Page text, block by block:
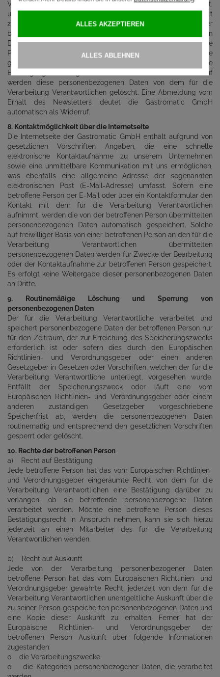
Verarbeitung Verantwortlichen gespeichert und ausgewertet,
um den Newsletterversand zu optimieren und den Inhalt
zukünftiger Newsletter noch besser den Interessen der
betroffenen Person anzupassen. Diese personenbezogenen
Daten werden nicht an Dritte weitergegeben. Betroffene
Personen sind jederzeit berechtigt, die diesbezügliche
gesonderte, über das Double-Opt-In-Verfahren abgegebene
Einwilligungserklärung zu widerrufen. Nach einem Widerruf
werden diese personenbezogenen Daten von dem für die
Verarbeitung Verantwortlichen gelöscht. Eine Abmeldung vom
Erhalt des Newsletters deutet die Gastromatic GmbH
automatisch als Widerruf.
8. Kontaktmöglichkeit über die Internetseite
Die Internetseite der Gastromatic GmbH enthält aufgrund von
gesetzlichen Vorschriften Angaben, die eine schnelle
elektronische Kontaktaufnahme zu unserem Unternehmen
sowie eine unmittelbare Kommunikation mit uns ermöglichen,
was ebenfalls eine allgemeine Adresse der sogenannten
elektronischen Post (E-Mail-Adresse) umfasst. Sofern eine
betroffene Person per E-Mail oder über ein Kontaktformular den
Kontakt mit dem für die Verarbeitung Verantwortlichen
aufnimmt, werden die von der betroffenen Person übermittelten
personenbezogenen Daten automatisch gespeichert. Solche
auf freiwilliger Basis von einer betroffenen Person an den für die
Verarbeitung Verantwortlichen übermittelten
personenbezogenen Daten werden für Zwecke der Bearbeitung
oder der Kontaktaufnahme zur betroffenen Person gespeichert.
Es erfolgt keine Weitergabe dieser personenbezogenen Daten
an Dritte.
9. Routinemäßige Löschung und Sperrung von
personenbezogenen Daten
Der für die Verarbeitung Verantwortliche verarbeitet und
speichert personenbezogene Daten der betroffenen Person nur
für den Zeitraum, der zur Erreichung des Speicherungszwecks
erforderlich ist oder sofern dies durch den Europäischen
Richtlinien- und Verordnungsgeber oder einen anderen
Gesetzgeber in Gesetzen oder Vorschriften, welchen der für die
Verarbeitung Verantwortliche unterliegt, vorgesehen wurde.
Entfällt der Speicherungszweck oder läuft eine vom
Europäischen Richtlinien- und Verordnungsgeber oder einem
anderen zuständigen Gesetzgeber vorgeschriebene
Speicherfrist ab, werden die personenbezogenen Daten
routinemäßig und entsprechend den gesetzlichen Vorschriften
gesperrt oder gelöscht.
10. Rechte der betroffenen Person
a) Recht auf Bestätigung
Jede betroffene Person hat das vom Europäischen Richtlinien-
und Verordnungsgeber eingeräumte Recht, von dem für die
Verarbeitung Verantwortlichen eine Bestätigung darüber zu
verlangen, ob sie betreffende personenbezogene Daten
verarbeitet werden. Möchte eine betroffene Person dieses
Bestätigungsrecht in Anspruch nehmen, kann sie sich hierzu
jederzeit an einen Mitarbeiter des für die Verarbeitung
Verantwortlichen wenden.
b) Recht auf Auskunft
Jede von der Verarbeitung personenbezogener Daten
betroffene Person hat das vom Europäischen Richtlinien- und
Verordnungsgeber gewährte Recht, jederzeit von dem für die
Verarbeitung Verantwortlichen unentgeltliche Auskunft über die
zu seiner Person gespeicherten personenbezogenen Daten und
eine Kopie dieser Auskunft zu erhalten. Ferner hat der
Europäische Richtlinien- und Verordnungsgeber der
betroffenen Person Auskunft über folgende Informationen
zugestanden:
o die Verarbeitungszwecke
o die Kategorien personenbezogener Daten, die verarbeitet